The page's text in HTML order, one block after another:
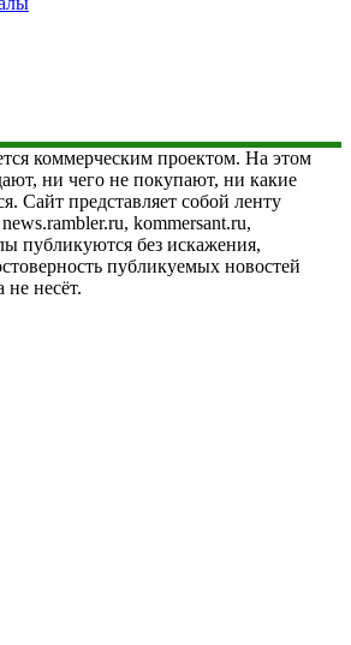
коммерческим проектом. На этом
ни чего не покупают, ни какие
Сайт представляет собой ленту
kommersant.ru,
публикуются без искажения,
публикуемых новостей
несёт.